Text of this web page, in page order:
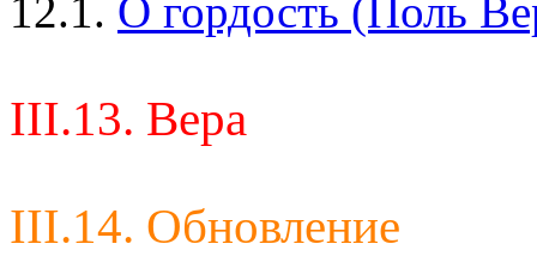
12.1. О гордость (Поль
III.13. Вера
III.14. Обновление